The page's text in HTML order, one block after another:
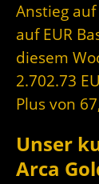
Anstieg
auf EUR
diesem
2.702.73
Plus von
Unser
Arca